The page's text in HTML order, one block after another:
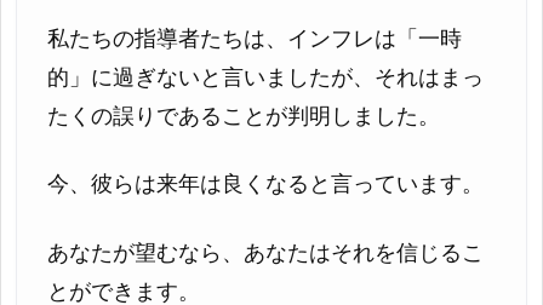
私たちの指導者たちは、インフレは「一時
的」に過ぎないと言いましたが、それはまっ
たくの誤りであることが判明しました。
今、彼らは来年は良くなると言っています。
あなたが望むなら、あなたはそれを信じるこ
とができます。